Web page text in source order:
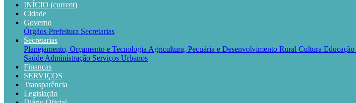
INÍCIO (current)
Cidade
Governo
Órgãos Prefeitura Secretarias
Secretarias
Planejamento, Orçamento e Tecnologia Agricultura, Pecuária e Desenvolvimento Rural Cultura Educação
Saúde Administração Serviços Urbanos
Finanças
SERVIÇOS
Transparência
Legislação